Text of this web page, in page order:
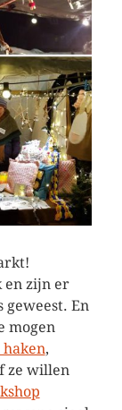
en zijn er
En
mogen
haken,
ze willen